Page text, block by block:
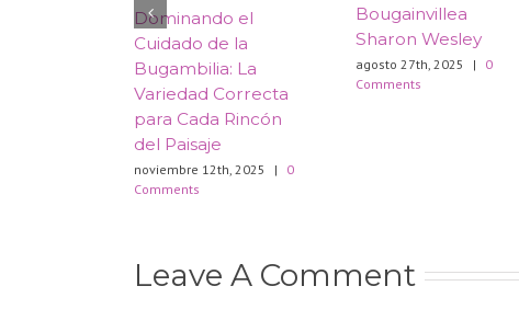
Dominando el
Cuidado de la
Bugambilia: La
Variedad Correcta
para Cada Rincón
del Paisaje
noviembre 12th, 2025 |
0
Comments
Bougainvillea
Sharon Wesley
agosto 27th, 2025 |
0
Comments
Leave A Comment